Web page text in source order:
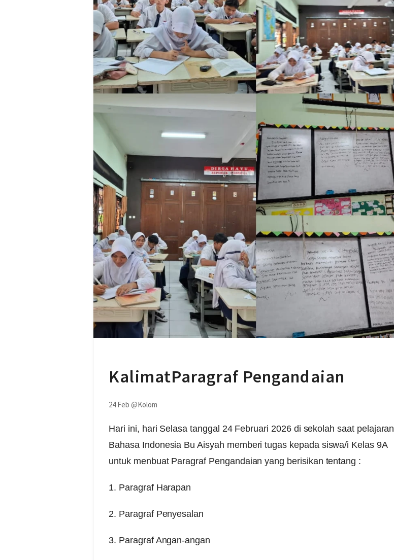
KalimatParagraf Pengandaian
24 Feb @Kolom
Hari ini, hari Selasa tanggal 24 Februari 2026 di sekolah saat pelajaran
Bahasa Indonesia Bu Aisyah memberi tugas kepada siswa/i Kelas 9A
untuk menbuat Paragraf Pengandaian yang berisikan tentang :
1. Paragraf Harapan
2. Paragraf Penyesalan
3. Paragraf Angan-angan